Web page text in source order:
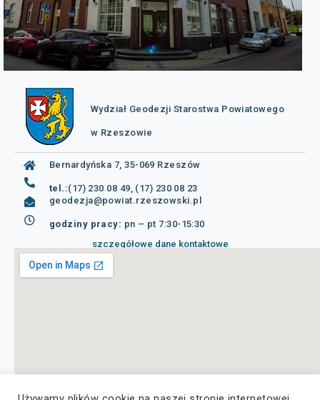
Wydział Geodezji Starostwa Powiatowego
w Rzeszowie
Bernardyńska 7, 35-069 Rzeszów
tel.:(17) 230 08 49, (17) 230 08 23
geodezja@powiat.rzeszowski.pl
godziny pracy: pn – pt 7:30-15:30
szczegółowe dane kontaktowe